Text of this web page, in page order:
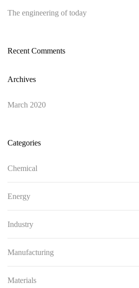
The engineering of today
Recent Comments
Archives
March 2020
Categories
Chemical
Energy
Industry
Manufacturing
Materials